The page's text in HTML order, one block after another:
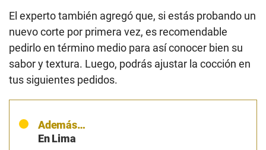
El experto también agregó que, si estás probando un
nuevo corte por primera vez, es recomendable
pedirlo en término medio para así conocer bien su
sabor y textura. Luego, podrás ajustar la cocción en
tus siguientes pedidos.
Además…
En Lima